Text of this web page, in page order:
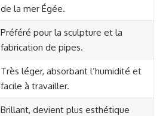
de la mer Égée.
Préféré pour la sculpture et la
fabrication de pipes.
Très léger, absorbant l’humidité et
facile à travailler.
Brillant, devient plus esthétique